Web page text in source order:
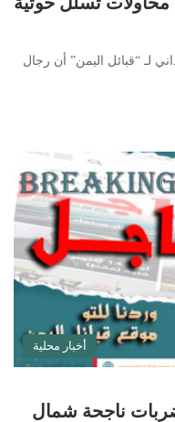
لـ “قبائل اليمن” أن رجال
أخبار محلية
ناجحة شمال